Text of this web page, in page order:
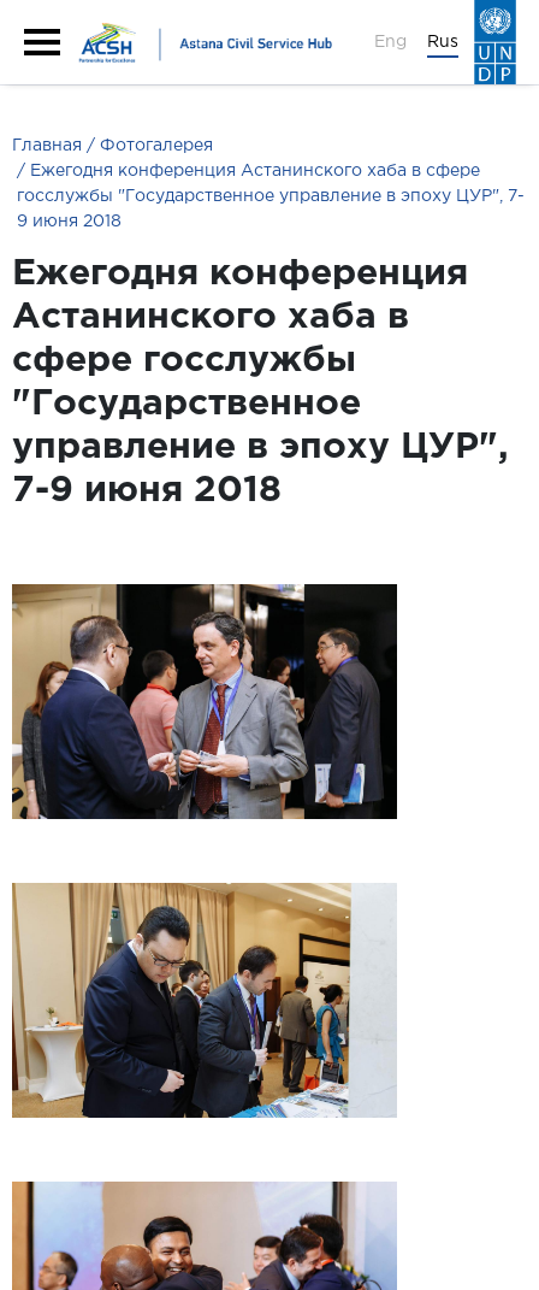
Eng Rus
Главная
Фотогалерея
Ежегодня конференция Астанинского хаба в сфере
госслужбы "Государственное управление в эпоху ЦУР", 7-
9 июня 2018
Ежегодня конференция
Астанинского хаба в
сфере госслужбы
"Государственное
управление в эпоху ЦУР",
7-9 июня 2018